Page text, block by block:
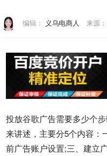
编辑： 义乌电商人 来源：
投放谷歌广告需要多少个
来讲述，主要分5个内容：
前广告账户设置;三、建立